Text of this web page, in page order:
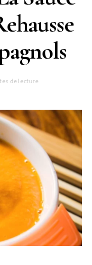
de lecture